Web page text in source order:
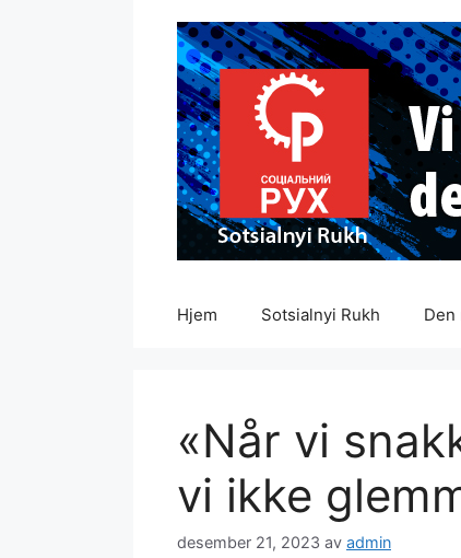
Hjem Sotsialnyi Rukh Den
«Når vi
vi ikke
desember 21, 2023 av admin